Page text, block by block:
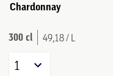
Chardonnay
300 cl 49,18 / L
1